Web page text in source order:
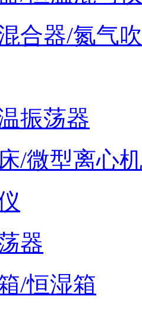
合器/氮气
振荡器
/微型离心机
器
/恒湿箱